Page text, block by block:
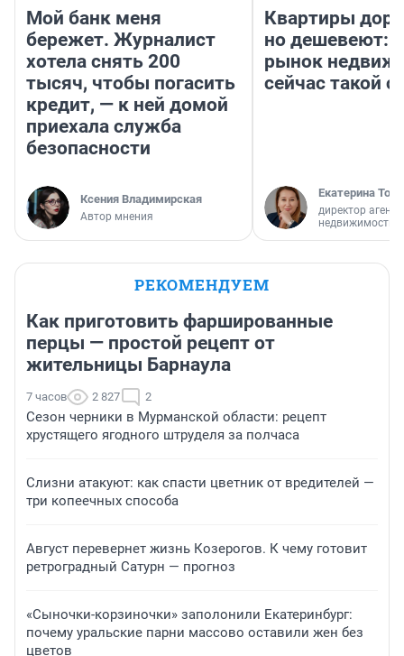
Мой банк меня
бережет. Журналист
хотела снять 200
тысяч, чтобы погасить
кредит, — к ней домой
приехала служба
безопасности
Ксения Владимирская
Автор мнения
Квартиры
но дешевеют:
рынок
сейчас такой
Екатерина
директор
недвижимости
РЕКОМЕНДУЕМ
Как приготовить фаршированные
перцы — простой рецепт от
жительницы Барнаула
7 часов 2 827 2
Сезон черники в Мурманской области: рецепт
хрустящего ягодного штруделя за полчаса
Слизни атакуют: как спасти цветник от вредителей —
три копеечных способа
Август перевернет жизнь Козерогов. К чему готовит
ретроградный Сатурн — прогноз
«Сыночки-корзиночки» заполонили Екатеринбург:
почему уральские парни массово оставили жен без
цветов